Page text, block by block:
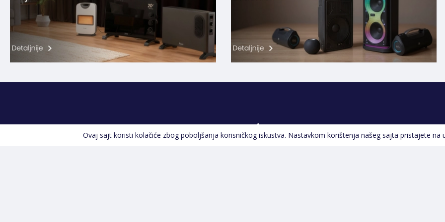
Pratite nas
Ovaj sajt koristi kolačiće zbog poboljšanja korisničkog iskustva. Nastavkom korištenja našeg sajta pristajete na